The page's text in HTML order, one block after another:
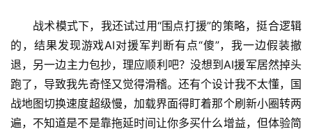
战术模式下，我还试过用“围点打援”的策略，挺合逻辑
的，结果发现游戏AI对援军判断有点“傻”，我一边假装撤
退，另一边主力包抄，理应顺利吧？没想到AI援军居然掉头
跑了，导致我先奇怪又觉得滑稽。还有个设计我不太懂，国
战地图切换速度超级慢，加载界面得盯着那个刷新小圈转两
遍，不知道是不是靠拖延时间让你多买什么增益，但体验简